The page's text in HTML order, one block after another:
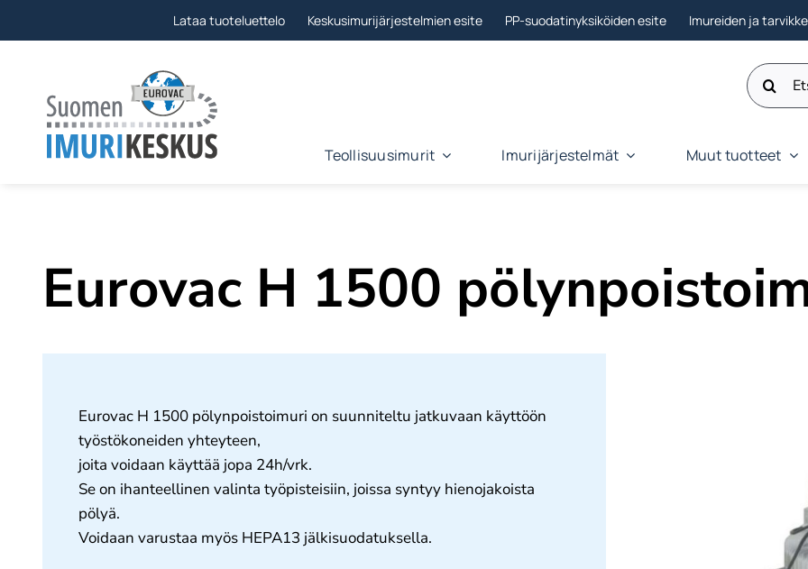
Lataa tuoteluettelo Keskusimurijärjestelmien esite PP-suodatinyksiköiden esite Imureiden ja
Etsi:
Teollisuusimurit Imurijärjestelmät Muut tuotteet
Eurovac H 1500
Eurovac H 1500 pölynpoistoimuri on suunniteltu jatkuvaan käyttöön
työstökoneiden yhteyteen,
joita voidaan käyttää jopa 24h/vrk.
Se on ihanteellinen valinta työpisteisiin, joissa syntyy hienojakoista
pölyä.
Voidaan varustaa myös HEPA13 jälkisuodatuksella.